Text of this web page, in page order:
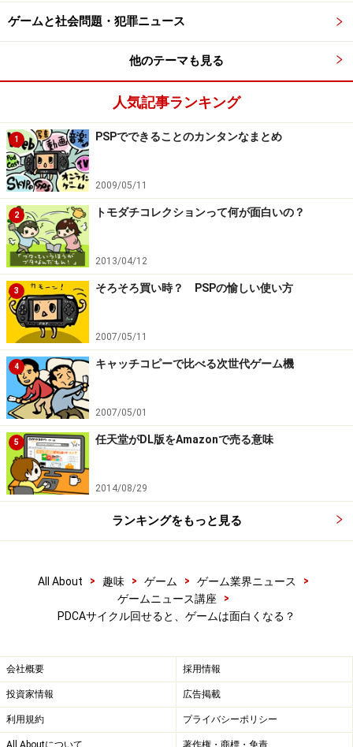
ゲームと社会問題・犯罪ニュース
他のテーマも見る
人気記事ランキング
1 PSPでできることのカンタンなまとめ
2009/05/11
2 トモダチコレクションって何が面白いの？
2013/04/12
3 そろそろ買い時？ PSPの愉しい使い方
2007/05/11
4 キャッチコピーで比べる次世代ゲーム機
2007/05/01
5 任天堂がDL版をAmazonで売る意味
2014/08/29
ランキングをもっと見る
All About > 趣味 > ゲーム > ゲーム業界ニュース
>
ゲームニュース講座
>
PDCAサイクル回せると、ゲームは面白くなる？
会社概要 採用情報
投資家情報 広告掲載
利用規約 プライバシーポリシー